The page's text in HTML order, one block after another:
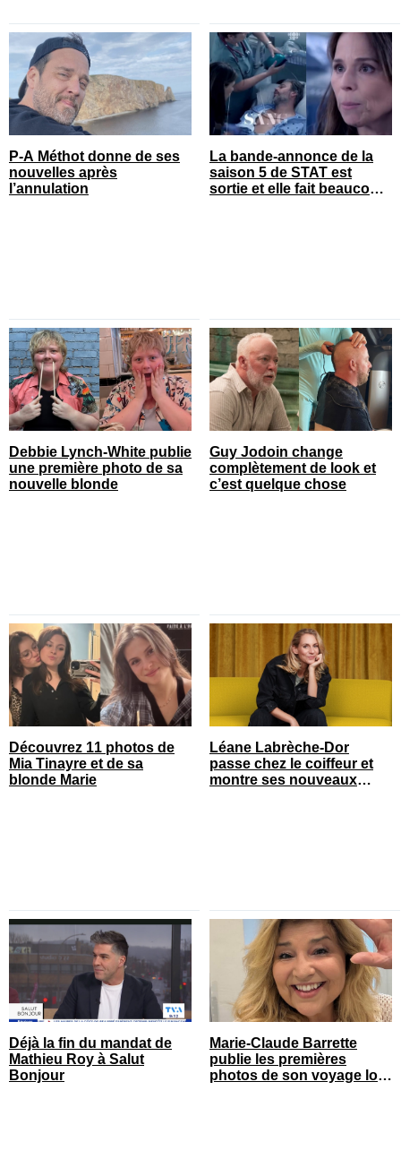
P-A Méthot donne de ses
nouvelles après
l’annulation
La bande-annonce de la
saison 5 de STAT est
sortie et elle fait beaucoup
Debbie Lynch-White publie
une première photo de sa
nouvelle blonde
Guy Jodoin change
complètement de look et
c’est quelque chose
Découvrez 11 photos de
Mia Tinayre et de sa
blonde Marie
Léane Labrèche-Dor
passe chez le coiffeur et
montre ses nouveaux
Déjà la fin du mandat de
Mathieu Roy à Salut
Bonjour
Marie-Claude Barrette
publie les premières
photos de son voyage loin